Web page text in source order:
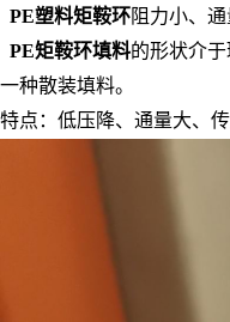
PE塑料矩鞍环阻力小、
PE矩鞍环填料的形状介
一种散装填料。
特点：低压降、通量大、